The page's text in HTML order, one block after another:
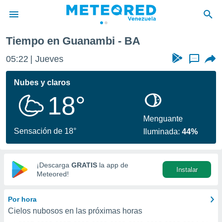
de
ha
calidad.
a este
las
y
digital
basada
Tiempo en Guanambi - BA
05:22 Jueves ...
Nubes y claros
18°
Sensación de 18°
Menguante
Iluminada:44%
¡Descarga GRATIS la app de
Meteored!
Instalar
Por hora
Cielos nubosos en las próximas horas